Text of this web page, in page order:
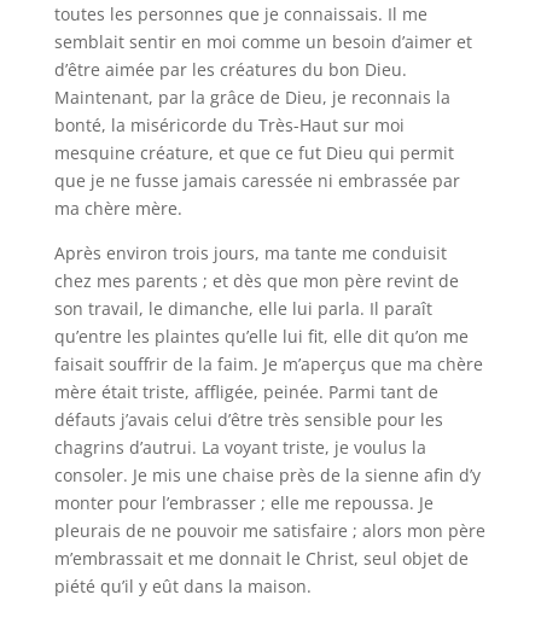
toutes les personnes que je connaissais. Il me
semblait sentir en moi comme un besoin d’aimer et
d’être aimée par les créatures du bon Dieu.
Maintenant, par la grâce de Dieu, je reconnais la
bonté, la miséricorde du Très-Haut sur moi
mesquine créature, et que ce fut Dieu qui permit
que je ne fusse jamais caressée ni embrassée par
ma chère mère.
Après environ trois jours, ma tante me conduisit
chez mes parents ; et dès que mon père revint de
son travail, le dimanche, elle lui parla. Il paraît
qu’entre les plaintes qu’elle lui fit, elle dit qu’on me
faisait souffrir de la faim. Je m’aperçus que ma chère
mère était triste, affligée, peinée. Parmi tant de
défauts j’avais celui d’être très sensible pour les
chagrins d’autrui. La voyant triste, je voulus la
consoler. Je mis une chaise près de la sienne afin d’y
monter pour l’embrasser ; elle me repoussa. Je
pleurais de ne pouvoir me satisfaire ; alors mon père
m’embrassait et me donnait le Christ, seul objet de
piété qu’il y eût dans la maison.